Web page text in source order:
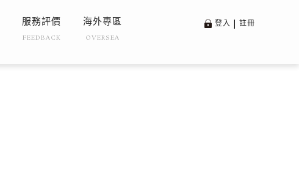
服務評價
FEEDBACK
海外專區
OVERSEA
登入 註冊